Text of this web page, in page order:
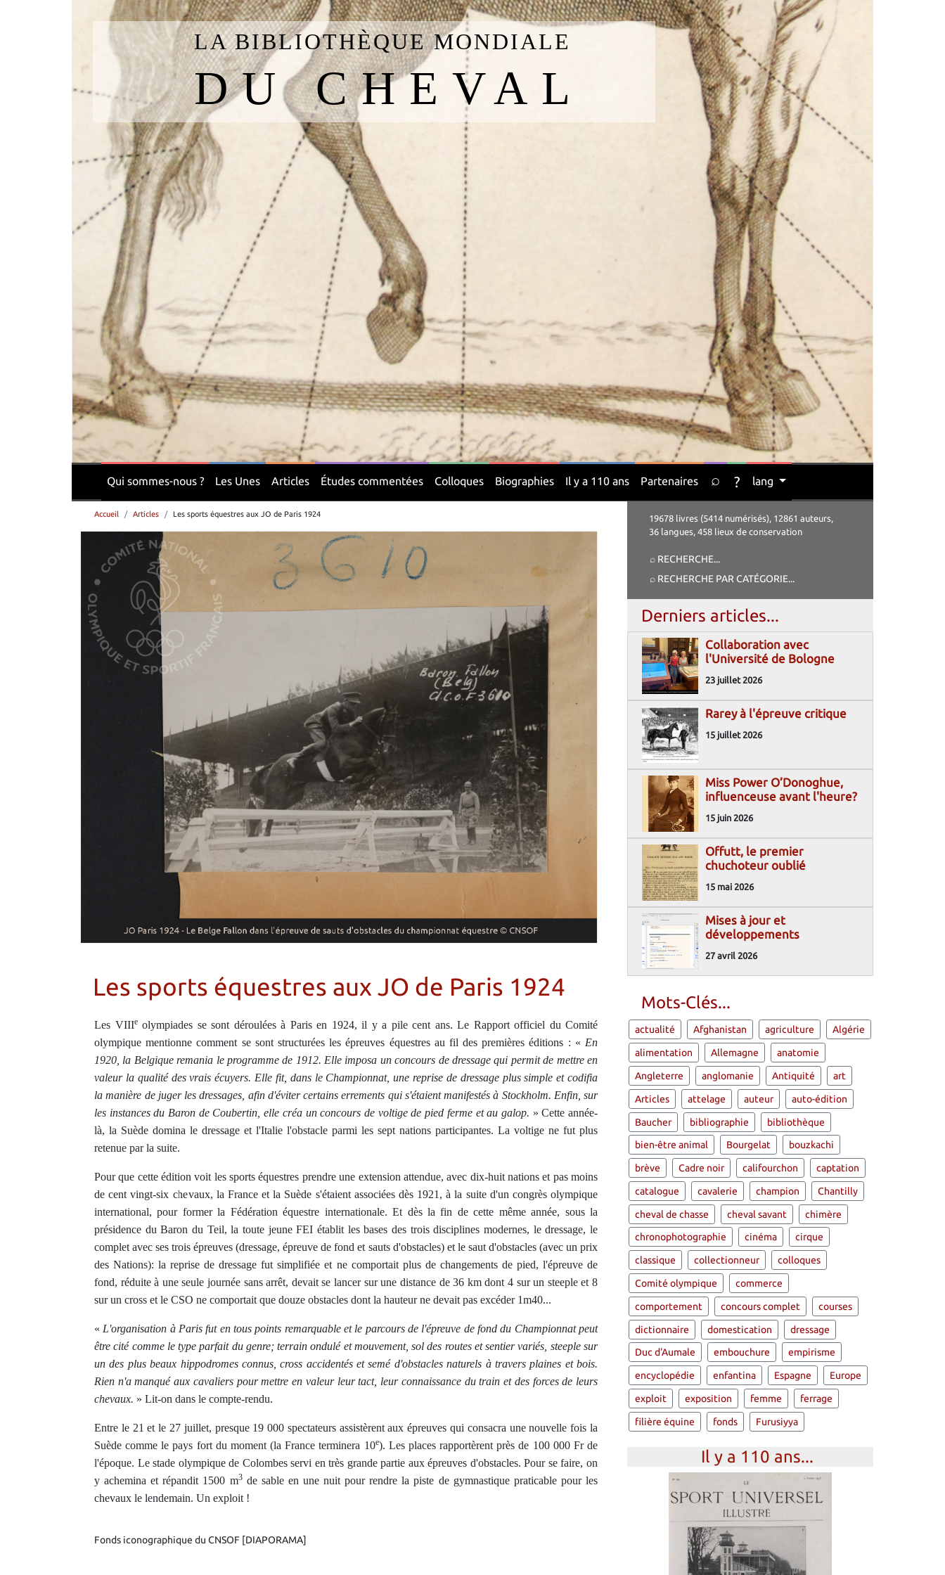
Qui sommes-nous ? Les Unes Articles Études commentées Colloques Biographies Il y a 110 ans Partenaires ⌕ ? lang
Accueil Articles Les sports équestres aux JO de Paris 1924
Les sports équestres aux JO de Paris 1924
Les VIIIeolympiades se sont déroulées à Paris en 1924, il y a pile cent ans. Le Rapport officiel du Comité
olympique mentionne comment se sont structurées les épreuves équestres au fil des premières éditions : « En
1920, la Belgique remania le programme de 1912. Elle imposa un concours de dressage qui permit de mettre en
valeur la qualité des vrais écuyers. Elle fit, dans le Championnat, une reprise de dressage plus simple et codifia
la manière de juger les dressages, afin d'éviter certains errements qui s'étaient manifestés à Stockholm. Enfin, sur
les instances du Baron de Coubertin, elle créa un concours de voltige de pied ferme et au galop. » Cette année-
là, la Suède domina le dressage et l'Italie l'obstacle parmi les sept nations participantes. La voltige ne fut plus
retenue par la suite.
Pour que cette édition voit les sports équestres prendre une extension attendue, avec dix-huit nations et pas moins
de cent vingt-six chevaux, la France et la Suède s'étaient associées dès 1921, à la suite d'un congrès olympique
international, pour former la Fédération équestre internationale. Et dès la fin de cette même année, sous la
présidence du Baron du Teil, la toute jeune FEI établit les bases des trois disciplines modernes, le dressage, le
complet avec ses trois épreuves (dressage, épreuve de fond et sauts d'obstacles) et le saut d'obstacles (avec un prix
des Nations): la reprise de dressage fut simplifiée et ne comportait plus de changements de pied, l'épreuve de
fond, réduite à une seule journée sans arrêt, devait se lancer sur une distance de 36 km dont 4 sur un steeple et 8
sur un cross et le CSO ne comportait que douze obstacles dont la hauteur ne devait pas excéder 1m40...
« L'organisation à Paris fut en tous points remarquable et le parcours de l'épreuve de fond du Championnat peut
être cité comme le type parfait du genre; terrain ondulé et mouvement, sol des routes et sentier variés, steeple sur
un des plus beaux hippodromes connus, cross accidentés et semé d'obstacles naturels à travers plaines et bois.
Rien n'a manqué aux cavaliers pour mettre en valeur leur tact, leur connaissance du train et des forces de leurs
chevaux. » Lit-on dans le compte-rendu.
Entre le 21 et le 27 juillet, presque 19 000 spectateurs assistèrent aux épreuves qui consacra une nouvelle fois la
Suède comme le pays fort du moment (la France terminera 10e). Les places rapportèrent près de 100 000 Fr de
l'époque. Le stade olympique de Colombes servi en très grande partie aux épreuves d'obstacles. Pour se faire, on
y achemina et répandit 1500 m3de sable en une nuit pour rendre la piste de gymnastique praticable pour les
chevaux le lendemain. Un exploit !
Fonds iconographique du CNSOF [DIAPORAMA]
19678 livres (5414 numérisés), 12861 auteurs,
36 langues, 458 lieux de conservation
⌕ RECHERCHE...
⌕ RECHERCHE PAR CATÉGORIE...
Derniers articles...
Collaboration avec
l'Université de Bologne
23 juillet 2026
Rarey à l'épreuve critique
15 juillet 2026
Miss Power O’Donoghue,
influenceuse avant l'heure?
15 juin 2026
Offutt, le premier
chuchoteur oublié
15 mai 2026
Mises à jour et
développements
27 avril 2026
Mots-Clés...
actualité Afghanistan agriculture Algérie
alimentation Allemagne anatomie
Angleterre anglomanie Antiquité art
Articles attelage auteur auto-édition
Baucher bibliographie bibliothèque
bien-être animal Bourgelat bouzkachi
brève Cadre noir califourchon captation
catalogue cavalerie champion Chantilly
cheval de chasse cheval savant chimère
chronophotographie cinéma cirque
classique collectionneur colloques
Comité olympique commerce
comportement concours complet courses
dictionnaire domestication dressage
Duc d'Aumale embouchure empirisme
encyclopédie enfantina Espagne Europe
exploit exposition femme ferrage
filière équine fonds Furusiyya
Il y a 110 ans...
LA BIBLIOTHÈQUE MONDIALE
DU CHEVAL